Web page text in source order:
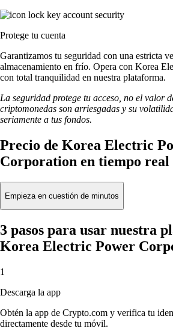
Protege tu cuenta
Garantizamos tu seguridad con una estricta
almacenamiento en frío. Opera con Korea
con total tranquilidad en nuestra plataforma.
La seguridad protege tu acceso, no el valor
criptomonedas son arriesgadas y su
seriamente a tus fondos.
Precio de Korea Electric
Corporation en tiempo real
Empieza en cuestión de minutos
3 pasos para usar nuestra
Korea Electric Power
1
Descarga la app
Obtén la app de Crypto.com y verifica tu
directamente desde tu móvil.